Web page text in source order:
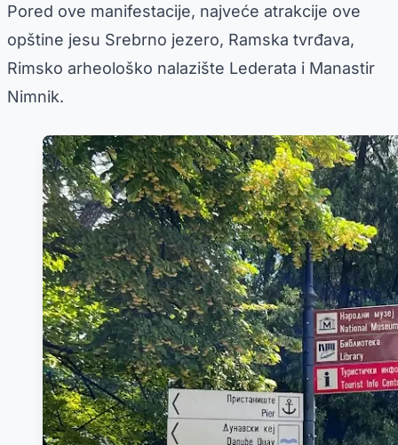
Pored ove manifestacije, najveće atrakcije ove
opštine jesu Srebrno jezero, Ramska tvrđava,
Rimsko arheološko nalazište Lederata i Manastir
Nimnik.